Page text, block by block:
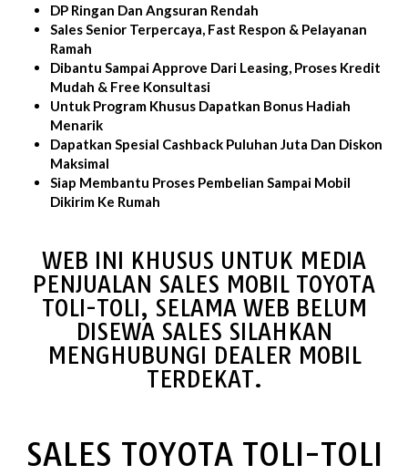
DP Ringan Dan Angsuran Rendah
Sales Senior Terpercaya, Fast Respon & Pelayanan
Ramah
Dibantu Sampai Approve Dari Leasing, Proses Kredit
Mudah & Free Konsultasi
Untuk Program Khusus Dapatkan Bonus Hadiah
Menarik
Dapatkan Spesial Cashback Puluhan Juta Dan Diskon
Maksimal
Siap Membantu Proses Pembelian Sampai Mobil
Dikirim Ke Rumah
WEB INI KHUSUS UNTUK MEDIA
PENJUALAN SALES MOBIL TOYOTA
TOLI-TOLI, SELAMA WEB BELUM
DISEWA SALES SILAHKAN
MENGHUBUNGI DEALER MOBIL
TERDEKAT.
SALES TOYOTA TOLI-TOLI